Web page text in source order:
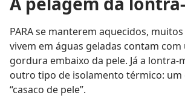
PARA se manterem aquecidos,
vivem em águas geladas contam com
gordura embaixo da pele. Já a lontra-
outro tipo de isolamento térmico: um
“casaco de pele”.